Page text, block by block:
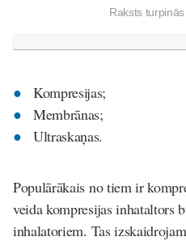
Raksts
Kompresijas;
Membrānas;
Ultraskaņas.
Populārākais no tiem ir
veida kompresijas inhataltors
inhalatoriem. Tas